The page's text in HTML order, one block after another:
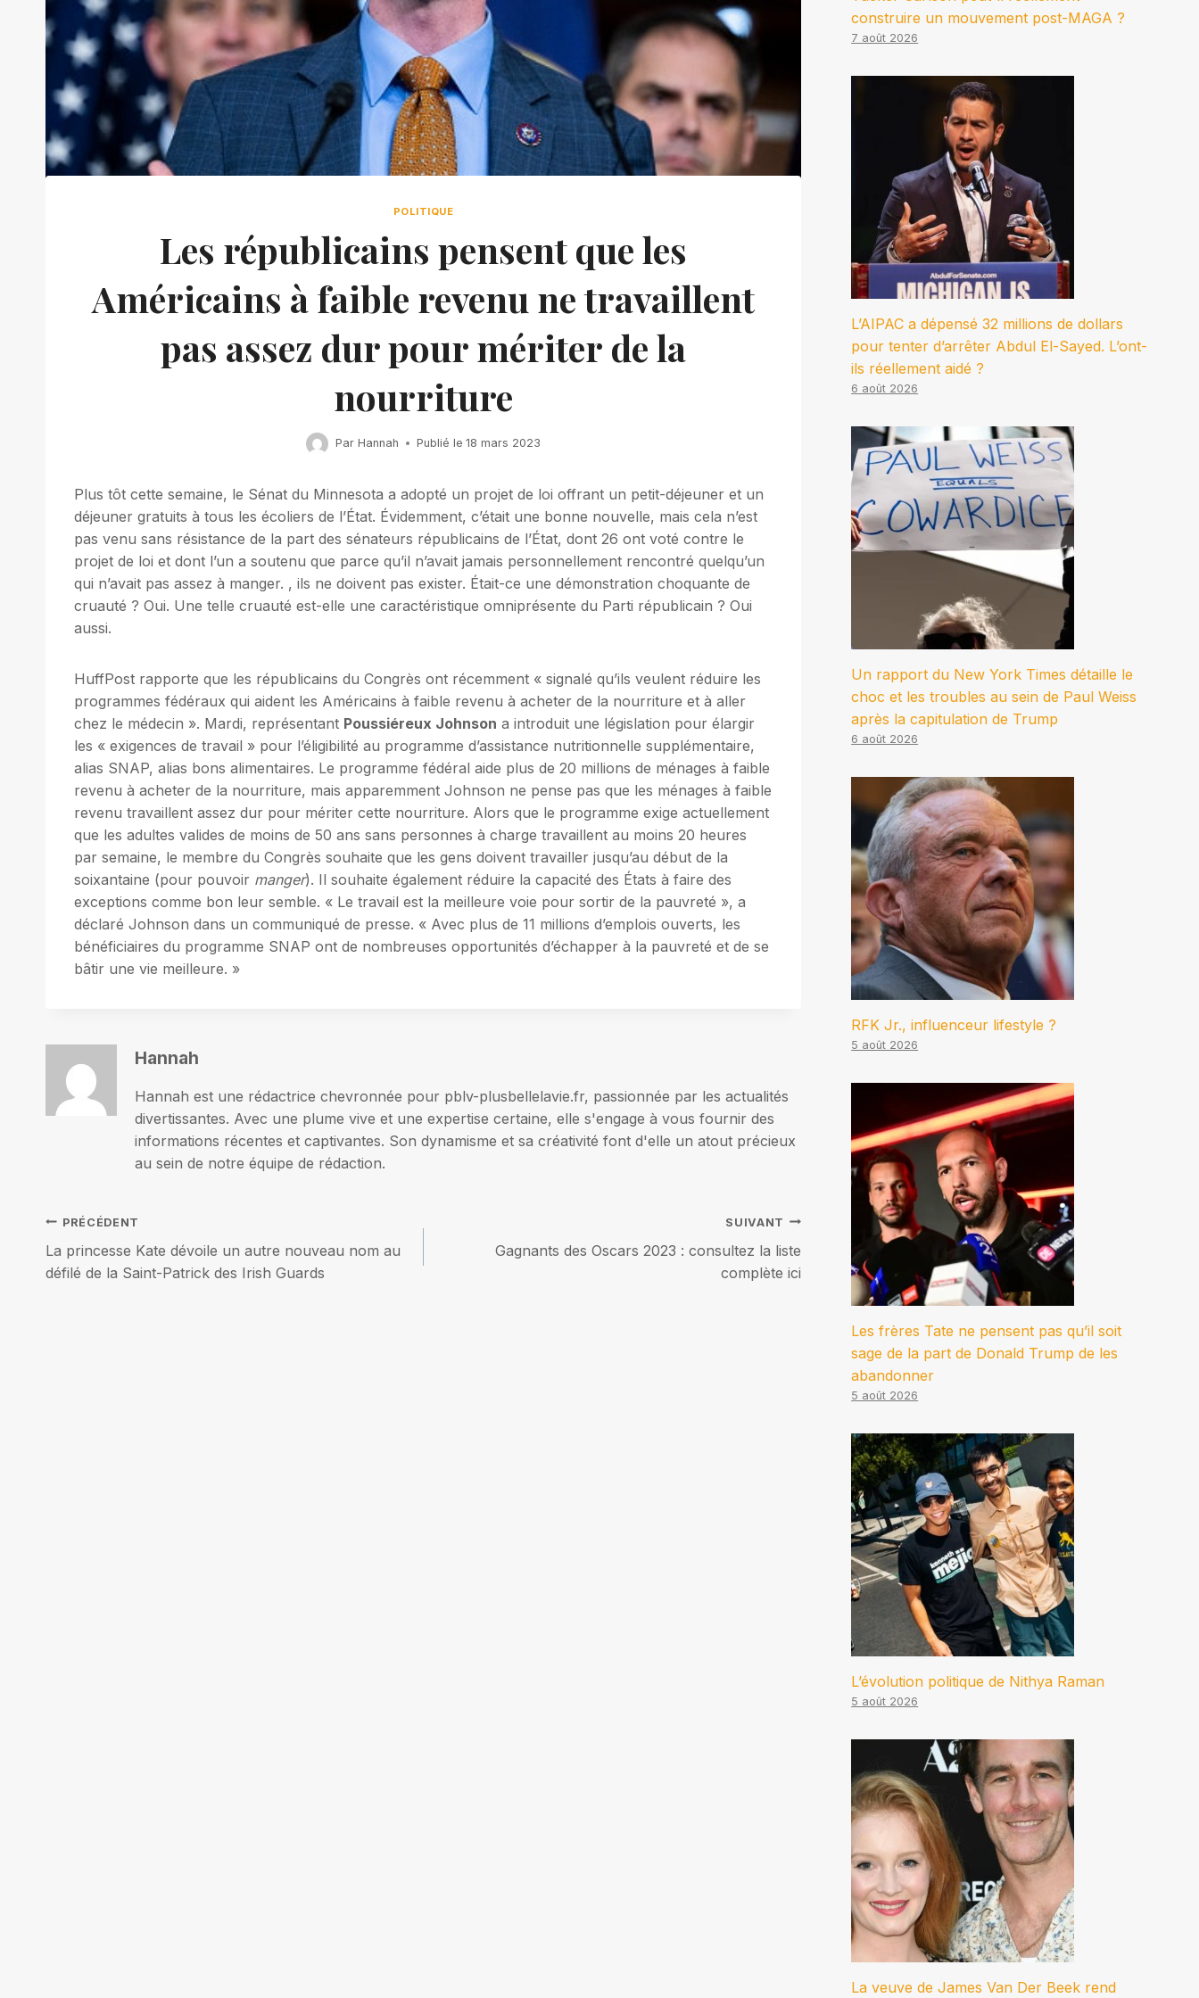
POLITIQUE
Les républicains pensent que les
Américains à faible revenu ne travaillent
pas assez dur pour mériter de la
nourriture
Par Hannah Publié le 18 mars 2023
Plus tôt cette semaine, le Sénat du Minnesota a adopté un projet de loi offrant un petit-déjeuner et un
déjeuner gratuits à tous les écoliers de l’État. Évidemment, c’était une bonne nouvelle, mais cela n’est
pas venu sans résistance de la part des sénateurs républicains de l’État, dont 26 ont voté contre le
projet de loi et dont l’un a soutenu que parce qu’il n’avait jamais personnellement rencontré quelqu’un
qui n’avait pas assez à manger. , ils ne doivent pas exister. Était-ce une démonstration choquante de
cruauté ? Oui. Une telle cruauté est-elle une caractéristique omniprésente du Parti républicain ? Oui
aussi.
HuffPost rapporte que les républicains du Congrès ont récemment « signalé qu’ils veulent réduire les
programmes fédéraux qui aident les Américains à faible revenu à acheter de la nourriture et à aller
chez le médecin ». Mardi, représentant Poussiéreux Johnson a introduit une législation pour élargir
les « exigences de travail » pour l’éligibilité au programme d’assistance nutritionnelle supplémentaire,
alias SNAP, alias bons alimentaires. Le programme fédéral aide plus de 20 millions de ménages à faible
revenu à acheter de la nourriture, mais apparemment Johnson ne pense pas que les ménages à faible
revenu travaillent assez dur pour mériter cette nourriture. Alors que le programme exige actuellement
que les adultes valides de moins de 50 ans sans personnes à charge travaillent au moins 20 heures
par semaine, le membre du Congrès souhaite que les gens doivent travailler jusqu’au début de la
soixantaine (pour pouvoir manger). Il souhaite également réduire la capacité des États à faire des
exceptions comme bon leur semble. « Le travail est la meilleure voie pour sortir de la pauvreté », a
déclaré Johnson dans un communiqué de presse. « Avec plus de 11 millions d’emplois ouverts, les
bénéficiaires du programme SNAP ont de nombreuses opportunités d’échapper à la pauvreté et de se
bâtir une vie meilleure. »
Hannah
Hannah est une rédactrice chevronnée pour pblv-plusbellelavie.fr, passionnée par les actualités
divertissantes. Avec une plume vive et une expertise certaine, elle s'engage à vous fournir des
informations récentes et captivantes. Son dynamisme et sa créativité font d'elle un atout précieux
au sein de notre équipe de rédaction.
Navigation
de
PRÉCÉDENT
La princesse Kate dévoile un autre nouveau nom au
défilé de la Saint-Patrick des Irish Guards
SUIVANT
Gagnants des Oscars 2023 : consultez la liste
complète ici
construire un mouvement post-MAGA ?
7 août 2026
L’AIPAC a dépensé 32 millions de dollars
pour tenter d’arrêter Abdul El-Sayed. L’ont-
ils réellement aidé ?
6 août 2026
Un rapport du New York Times détaille le
choc et les troubles au sein de Paul Weiss
après la capitulation de Trump
6 août 2026
RFK Jr., influenceur lifestyle ?
5 août 2026
Les frères Tate ne pensent pas qu’il soit
sage de la part de Donald Trump de les
abandonner
5 août 2026
L’évolution politique de Nithya Raman
5 août 2026
La veuve de James Van Der Beek rend